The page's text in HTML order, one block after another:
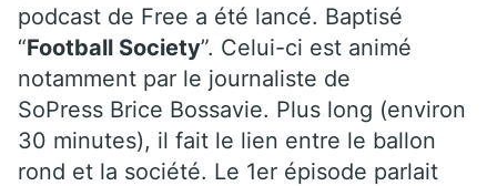
podcast de Free a été lancé. Baptisé
“Football Society”. Celui-ci est animé
notamment par le journaliste de
SoPress Brice Bossavie. Plus long (environ
30 minutes), il fait le lien entre le ballon
rond et la société. Le 1er épisode parlait